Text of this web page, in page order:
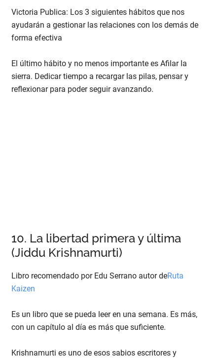
Victoria Publica: Los 3 siguientes hábitos que nos
ayudarán a gestionar las relaciones con los demás de
forma efectiva
El último hábito y no menos importante es Afilar la
sierra. Dedicar tiempo a recargar las pilas, pensar y
reflexionar para poder seguir avanzando.
10. La libertad primera y última
(Jiddu Krishnamurti)
Libro recomendado por Edu Serrano autor deRuta
Kaizen
Es un libro que se pueda leer en una semana. Es más,
con un capítulo al día es más que suficiente.
Krishnamurti es uno de esos sabios escritores y